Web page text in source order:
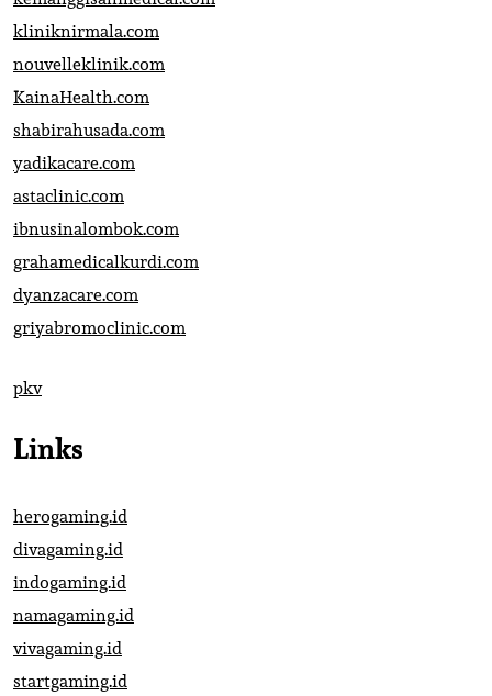
kliniknirmala.com
nouvelleklinik.com
KainaHealth.com
shabirahusada.com
yadikacare.com
astaclinic.com
ibnusinalombok.com
grahamedicalkurdi.com
dyanzacare.com
griyabromoclinic.com
pkv
Links
herogaming.id
divagaming.id
indogaming.id
namagaming.id
vivagaming.id
startgaming.id